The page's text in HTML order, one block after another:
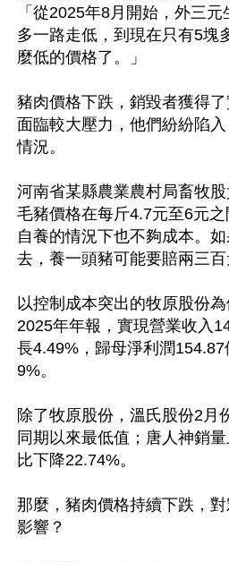
「從2025年8月開始，外三
多一路走低，到現在只有5塊
麼低的價格了。」
豬肉價格下跌，銷毀者獲得
面臨較大壓力，他們紛紛陷
情況。
河南省某縣農業農村局畜牧
毛豬價格在每斤4.7元至6元
自養的情況下也不夠成本。
去，養一頭豬可能要賠兩三百
以控制成本突出的牧原股份
2025年年報，實現營業收入
長4.49%，歸母淨利潤
9%。
除了牧原股份，溫氏股份2月
同期以來最低值；唐人神銷
比下降22.74%。
那麼，豬肉價格持續下跌，
影響？